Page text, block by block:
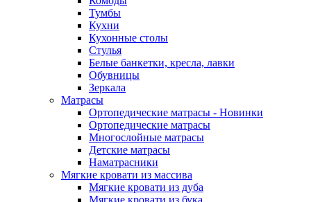
Тумбы
Кухни
Кухонные столы
Стулья
Белые банкетки, кресла, лавки
Обувницы
Зеркала
Матрасы
Ортопедические матрасы - Новинки
Ортопедические матрасы
Многослойные матрасы
Детские матрасы
Наматрасники
Мягкие кровати из массива
Мягкие кровати из дуба
Мягкие кровати из бука